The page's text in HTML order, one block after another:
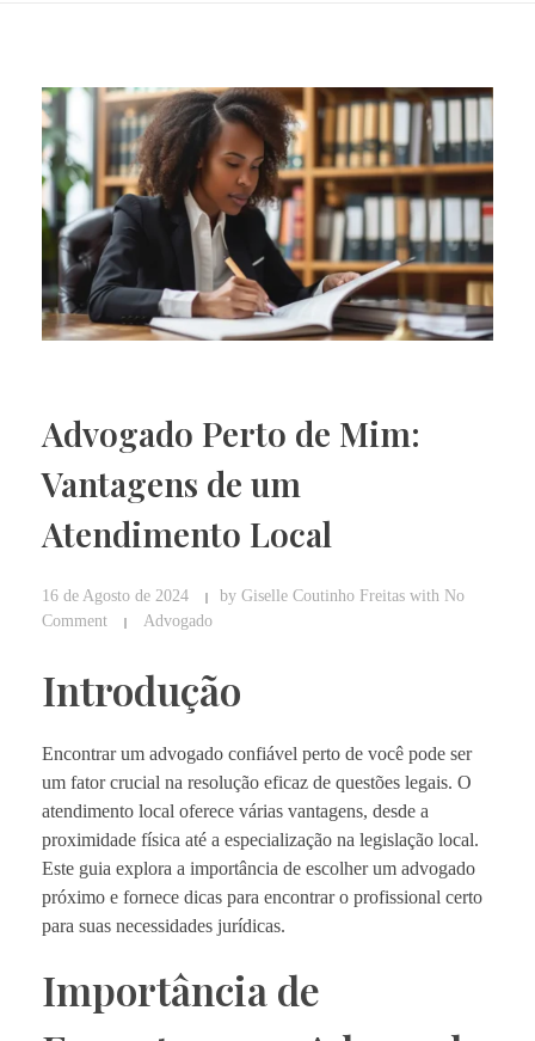
Advogado Perto de Mim:
Vantagens de um
Atendimento Local
16 de Agosto de 2024 by Giselle Coutinho Freitas with No
Comment
Advogado
Introdução
Encontrar um advogado confiável perto de você pode ser
um fator crucial na resolução eficaz de questões legais. O
atendimento local oferece várias vantagens, desde a
proximidade física até a especialização na legislação local.
Este guia explora a importância de escolher um advogado
próximo e fornece dicas para encontrar o profissional certo
para suas necessidades jurídicas.
Importância de